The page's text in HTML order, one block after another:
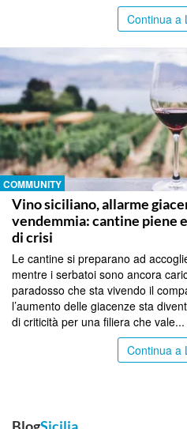
Continua a
COMMUNITY
Vino siciliano, allarme
vendemmia: cantine piene
di crisi
Le cantine si preparano ad
mentre i serbatoi sono ancora
paradosso che sta vivendo il
l’aumento delle giacenze sta
di criticità per una filiera che vale...
Continua a